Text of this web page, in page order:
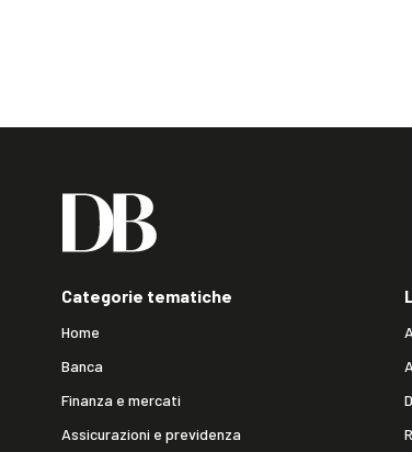
Categorie tematiche
Home
Banca
Finanza e mercati
Assicurazioni e previdenza